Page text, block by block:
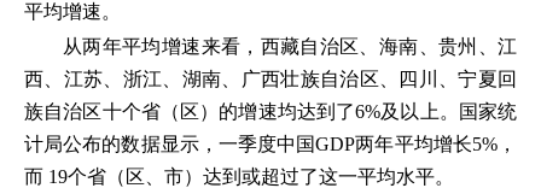
平均增速。
从两年平均增速来看，西藏自治区、海南、贵州、江
西、江苏、浙江、湖南、广西壮族自治区、四川、宁夏回
族自治区十个省（区）的增速均达到了6%及以上。国家统
计局公布的数据显示，一季度中国GDP两年平均增长5%，
而 19个省（区、市）达到或超过了这一平均水平。